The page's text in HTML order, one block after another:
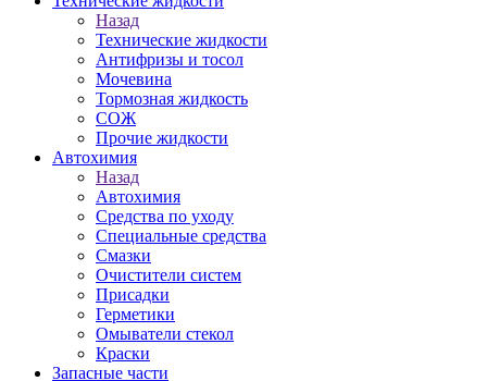
Назад
Технические жидкости
Антифризы и тосол
Мочевина
Тормозная жидкость
СОЖ
Прочие жидкости
Автохимия
Назад
Автохимия
Средства по уходу
Специальные средства
Смазки
Очистители систем
Присадки
Герметики
Омыватели стекол
Краски
Запасные части